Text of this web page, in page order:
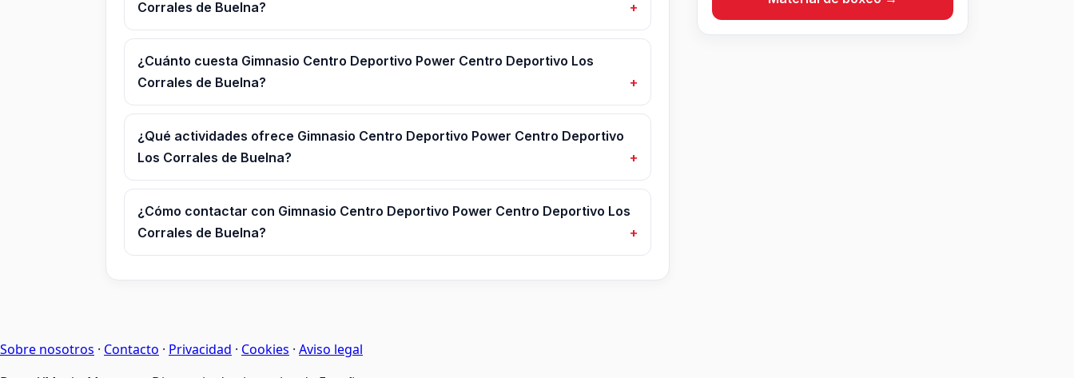
Corrales de Buelna?
¿Cuánto cuesta Gimnasio Centro Deportivo Power Centro Deportivo Los
Corrales de Buelna?
¿Qué actividades ofrece Gimnasio Centro Deportivo Power Centro Deportivo
Los Corrales de Buelna?
¿Cómo contactar con Gimnasio Centro Deportivo Power Centro Deportivo Los
Corrales de Buelna?
Sobre nosotros · Contacto · Privacidad · Cookies · Aviso legal